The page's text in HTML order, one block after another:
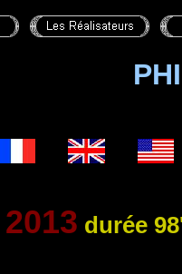
2013 durée